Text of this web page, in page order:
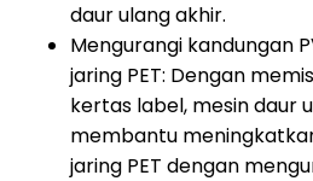
daur ulang akhir.
Mengurangi kandungan
jaring PET: Dengan
kertas label, mesin daur
membantu
jaring PET dengan